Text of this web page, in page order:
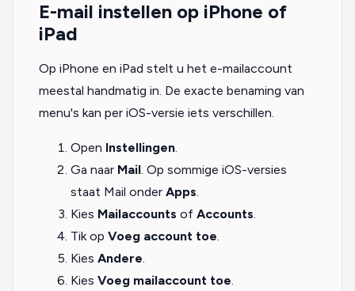
E-mail instellen op iPhone of
iPad
Op iPhone en iPad stelt u het e-mailaccount
meestal handmatig in. De exacte benaming van
menu's kan per iOS-versie iets verschillen.
Open Instellingen.
Ga naar Mail. Op sommige iOS-versies
staat Mail onder Apps.
Kies Mailaccounts of Accounts.
Tik op Voeg account toe.
Kies Andere.
Kies Voeg mailaccount toe.